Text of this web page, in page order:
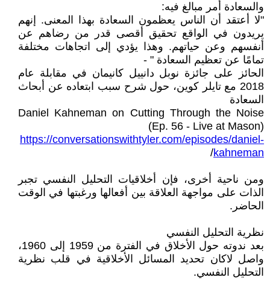
والسعادة أمر مبالغ فيه:
"لا أعتقد أن الناس يعظمون السعادة بهذا المعنى. إنهم
يريدون في الواقع تحقيق أقصى قدر من رضاهم عن
أنفسهم وعن حياتهم. وهذا يؤدي إلى اتجاهات مختلفة
تمامًا عن تعظيم السعادة " -
الحائز على جائزة نوبل دانييل كانيمان في مقابلة عام
2018 مع تايلر كوين، حول شرح سبب ابتعاده عن أبحاث
السعادة
Daniel Kahneman on Cutting Through the Noise
(Ep. 56 - Live at Mason)
https://conversationswithtyler.com/episodes/daniel-
kahneman
/
ومن ناحية أخرى، فإن أخلاقيات التحليل النفسي تجبر
الذات على مواجهة العلاقة بين أفعالها ورغبتها في الوقت
الحاضر.
نظرية التحليل النفسي
بعد ندوته حول الأخلاق في الفترة من 1959 إلى 1960،
واصل لاكان تحديد المسائل الأخلاقية في قلب نظرية
التحليل النفسي.